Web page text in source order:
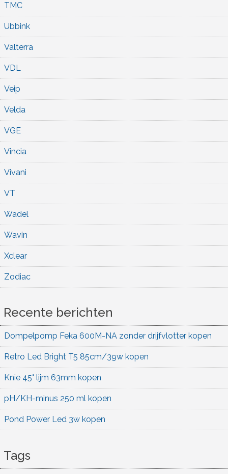
TMC
Ubbink
Valterra
VDL
Veip
Velda
VGE
Vincia
Vivani
VT
Wadel
Wavin
Xclear
Zodiac
Recente berichten
Dompelpomp Feka 600M-NA zonder drijfvlotter kopen
Retro Led Bright T5 85cm/39w kopen
Knie 45° lijm 63mm kopen
pH/KH-minus 250 ml kopen
Pond Power Led 3w kopen
Tags